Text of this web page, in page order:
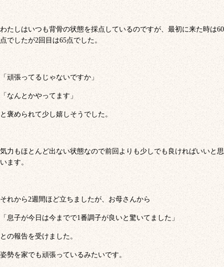
わたしはいつも背骨の状態を採点しているのですが、最初に来た時は60
点でしたが2回目は65点でした。
「頑張ってるじゃないですか」
「なんとかやってます」
と褒められて少し嬉しそうでした。
気力もほとんど出ない状態なので前回よりも少しでも良ければいいと思
います。
それから2週間ほど立ちましたが、お母さんから
「息子が今日は今までで1番調子が良いと驚いてました」
との報告を受けました。
姿勢を家でも頑張っているみたいです。